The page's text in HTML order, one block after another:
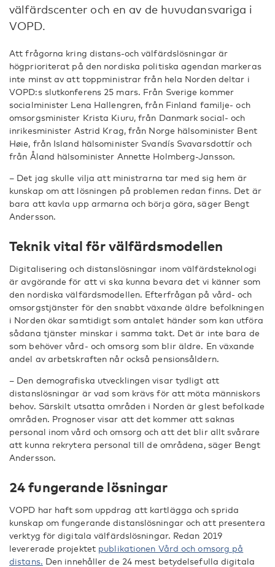
välfärdscenter och en av de huvudansvariga i
VOPD.
Att frågorna kring distans-och välfärdslösningar är
högprioriterat på den nordiska politiska agendan markeras
inte minst av att toppministrar från hela Norden deltar i
VOPD:s slutkonferens 25 mars. Från Sverige kommer
socialminister Lena Hallengren, från Finland familje- och
omsorgsminister Krista Kiuru, från Danmark social- och
inrikesminister Astrid Krag, från Norge hälsominister Bent
Høie, från Island hälsominister Svandís Svavarsdottír och
från Åland hälsominister Annette Holmberg-Jansson.
– Det jag skulle vilja att ministrarna tar med sig hem är
kunskap om att lösningen på problemen redan finns. Det är
bara att kavla upp armarna och börja göra, säger Bengt
Andersson.
Teknik vital för välfärdsmodellen
Digitalisering och distanslösningar inom välfärdsteknologi
är avgörande för att vi ska kunna bevara det vi känner som
den nordiska välfärdsmodellen. Efterfrågan på vård- och
omsorgstjänster för den snabbt växande äldre befolkningen
i Norden ökar samtidigt som antalet händer som kan utföra
sådana tjänster minskar i samma takt. Det är inte bara de
som behöver vård- och omsorg som blir äldre. En växande
andel av arbetskraften når också pensionsåldern.
– Den demografiska utvecklingen visar tydligt att
distanslösningar är vad som krävs för att möta människors
behov. Särskilt utsatta områden i Norden är glest befolkade
områden. Prognoser visar att det kommer att saknas
personal inom vård och omsorg och att det blir allt svårare
att kunna rekrytera personal till de områdena, säger Bengt
Andersson.
24 fungerande lösningar
VOPD har haft som uppdrag att kartlägga och sprida
kunskap om fungerande distanslösningar och att presentera
verktyg för digitala välfärdslösningar. Redan 2019
levererade projektet publikationen Vård och omsorg på
distans. Den innehåller de 24 mest betydelsefulla digitala